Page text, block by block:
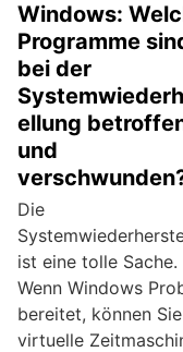
Windows:
Programme
bei der
ellung
und
Die
ist eine tolle Sache.
Wenn Windows
bereitet, können
virtuelle